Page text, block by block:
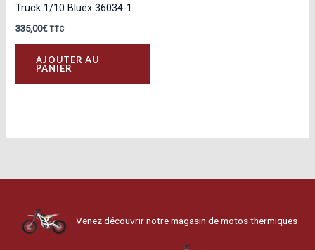
Truck 1/10 Bluex 36034-1
335,00€ TTC
AJOUTER AU
PANIER
Venez découvrir notre magasin de motos thermiques